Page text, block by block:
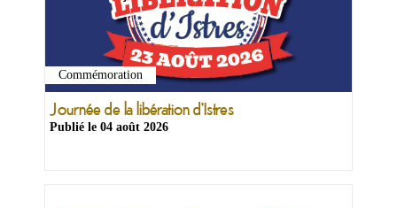
Ma
mairie
Commémoration
Journée de la libération d'Istres
Publié le 04 août 2026